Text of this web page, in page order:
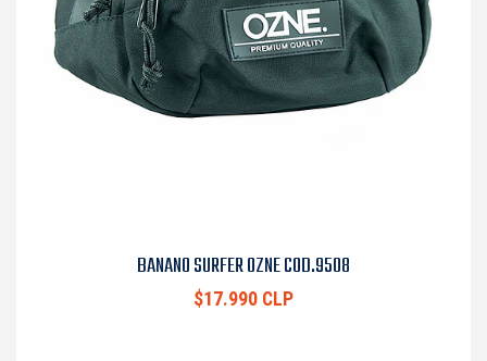
BANANO SURFER OZNE COD.9508
$17.990 CLP